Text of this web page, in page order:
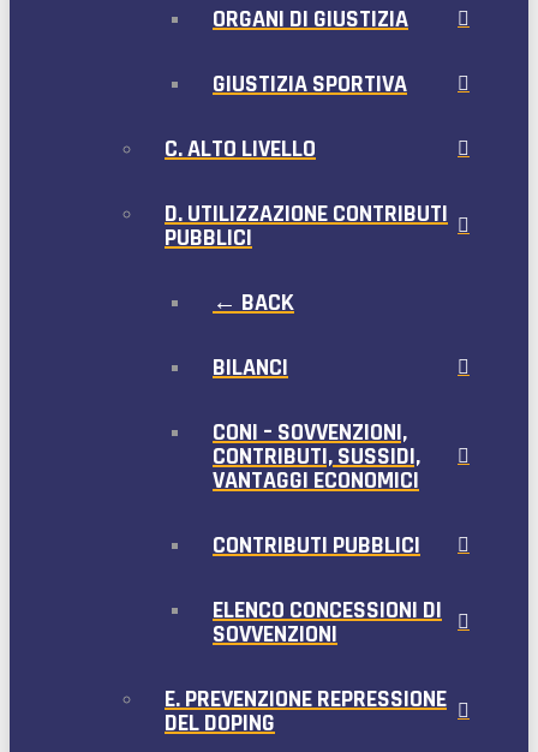
ORGANI DI GIUSTIZIA
GIUSTIZIA SPORTIVA
C. ALTO LIVELLO
D. UTILIZZAZIONE CONTRIBUTI
PUBBLICI
← BACK
BILANCI
CONI – SOVVENZIONI,
CONTRIBUTI, SUSSIDI,
VANTAGGI ECONOMICI
CONTRIBUTI PUBBLICI
ELENCO CONCESSIONI DI
SOVVENZIONI
E. PREVENZIONE REPRESSIONE
DEL DOPING